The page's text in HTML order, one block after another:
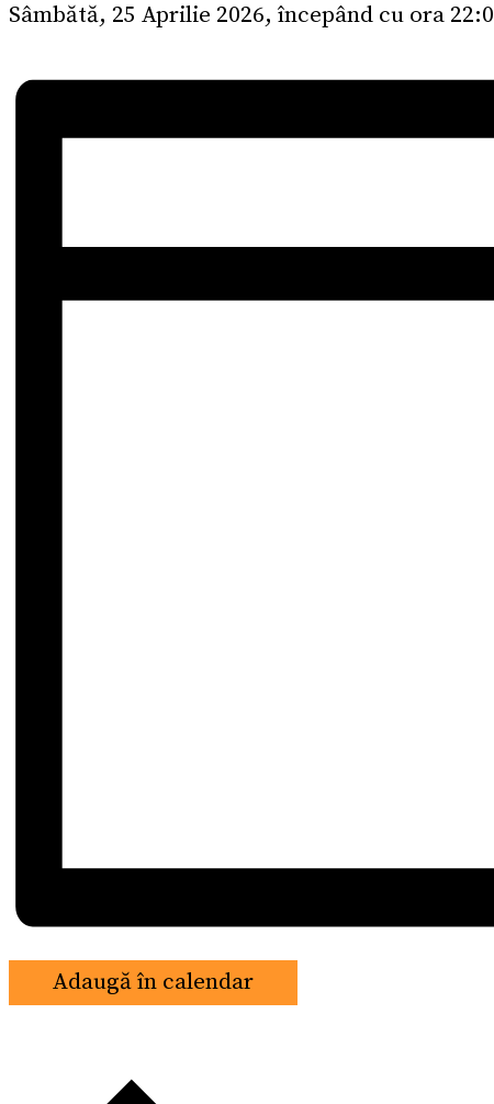
Sâmbătă, 25 Aprilie 2026, începând cu ora
Adaugă în calendar